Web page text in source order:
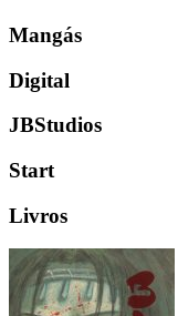
Mangás
Digital
JBStudios
Start
Livros